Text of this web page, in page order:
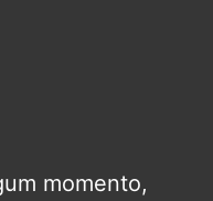
momento,